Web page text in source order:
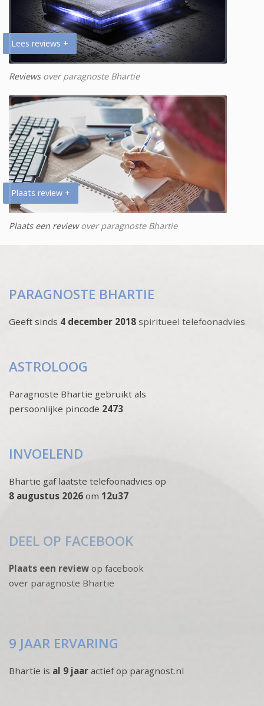
Lees reviews +
Reviewsover paragnoste Bhartie
Plaats review +
Plaats een reviewover paragnoste Bhartie
PARAGNOSTE BHARTIE
Geeft sinds 4 december 2018 spiritueel telefoonadvies
ASTROLOOG
Paragnoste Bhartie gebruikt als
persoonlijke pincode 2473
INVOELEND
Bhartie gaf laatste telefoonadvies op
8 augustus 2026 om 12u37
DEEL OP FACEBOOK
Plaats een review op facebook
over paragnoste Bhartie
9 JAAR ERVARING
Bhartie is al 9 jaar actief op paragnost.nl